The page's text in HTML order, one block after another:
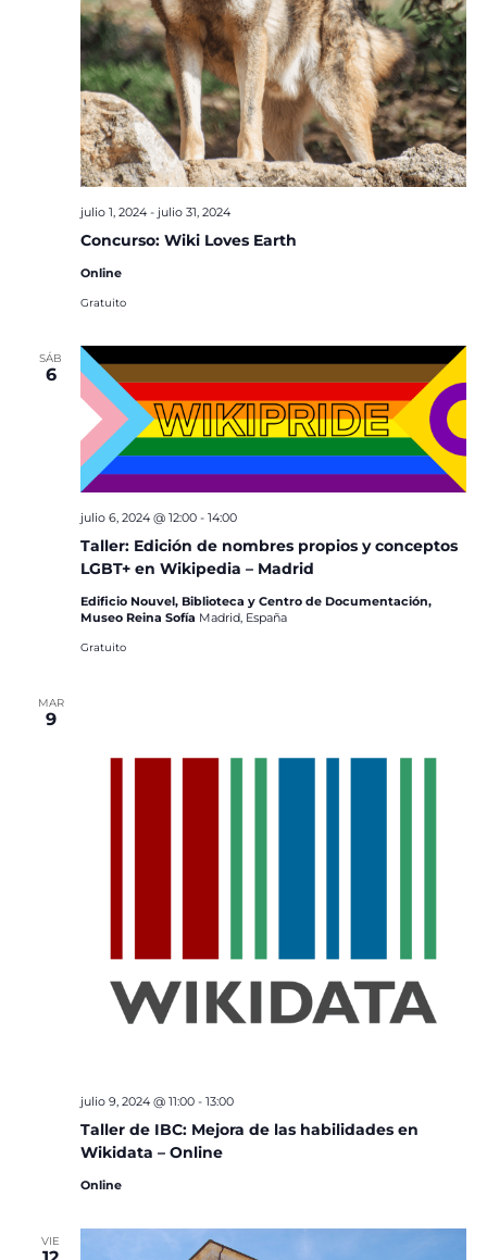
Concurso: Wiki Loves Earth
julio 1, 2024- julio 31, 2024
Online
Gratuito
SÁB
6
Taller: Edición de nombres propios y conceptos
LGBT+ en Wikipedia – Madrid
julio 6, 2024 @ 12:00- 14:00
Edificio Nouvel, Biblioteca y Centro de Documentación,
Museo Reina Sofía Madrid, España
Gratuito
MAR
9
Taller de IBC: Mejora de las habilidades en
Wikidata – Online
julio 9, 2024 @ 11:00- 13:00
Online
VIE